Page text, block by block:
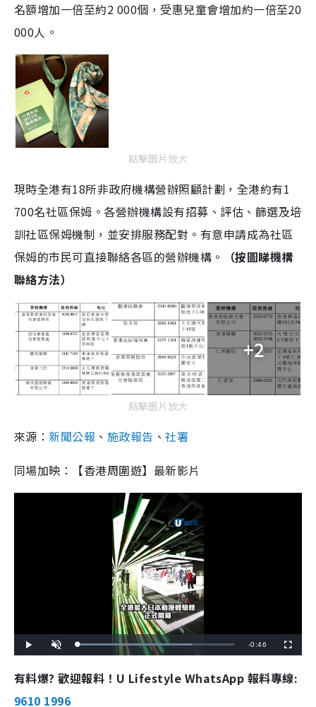
名額增加一倍至約2 000個，受惠兒童會增加約一倍至20
000人。
點擊圖片放大
現時全港有18所非政府機構營辦照顧計劃，全港約有1
700名社區保姆。各營辦機構設有招募、評估、篩選及培
訓社區保姆機制，並安排服務配對。有意申請成為社區
保姆的市民可直接聯絡各區的營辦機構。
（按圖睇機構
聯絡方法）
+2
點擊圖片放大
來源：新聞公報 、 施政報告 、社署
同場加映：【香港周圍遊】最新影片
l
n
t
e
L
o
e
d
R
-0:46
u
s
c
有料爆? 歡迎報料！U Lifestyle WhatsApp 報料專線:
9610 1996